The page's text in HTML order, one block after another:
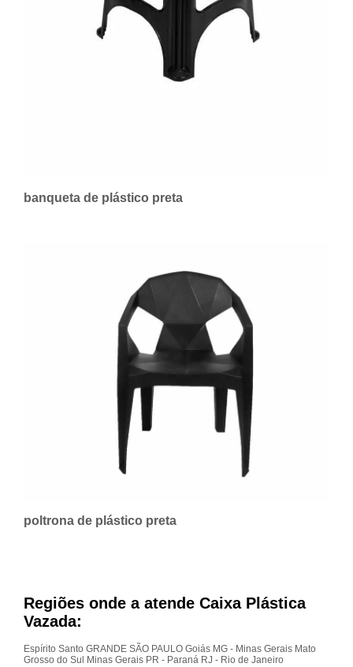
banqueta de plástico preta
poltrona de plástico preta
Regiões onde a atende Caixa Plástica
Vazada:
Espírito Santo GRANDE SÃO PAULO Goiás MG - Minas Gerais Mato
Grosso do Sul
Minas Gerais PR - Paraná RJ - Rio de Janeiro